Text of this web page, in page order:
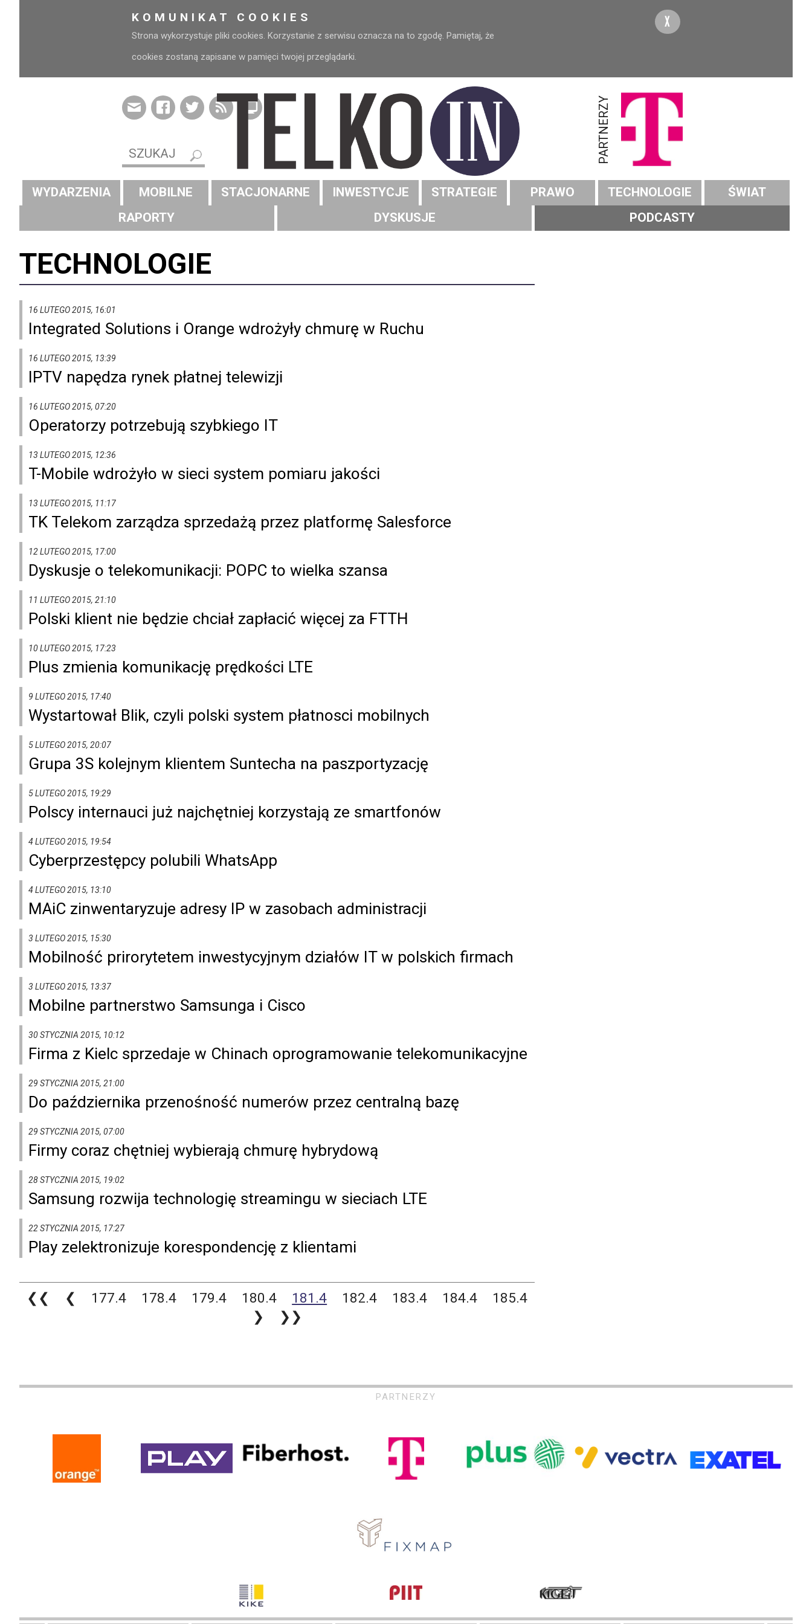
KOMUNIKAT COOKIES
Strona wykorzystuje pliki cookies. Korzystanie z serwisu oznacza na to zgodę. Pamiętaj, że
cookies zostaną zapisane w pamięci twojej przeglądarki.
X
PARTNERZY
WYDARZENIA MOBILNE STACJONARNE INWESTYCJE STRATEGIE PRAWO TECHNOLOGIE
ŚWIAT
RAPORTY
DYSKUSJE PODCASTY
TECHNOLOGIE
16 LUTEGO 2015, 16:01
Integrated Solutions i Orange wdrożyły chmurę w Ruchu
16 LUTEGO 2015, 13:39
IPTV napędza rynek płatnej telewizji
16 LUTEGO 2015, 07:20
Operatorzy potrzebują szybkiego IT
13 LUTEGO 2015, 12:36
T-Mobile wdrożyło w sieci system pomiaru jakości
13 LUTEGO 2015, 11:17
TK Telekom zarządza sprzedażą przez platformę Salesforce
12 LUTEGO 2015, 17:00
Dyskusje o telekomunikacji: POPC to wielka szansa
11 LUTEGO 2015, 21:10
Polski klient nie będzie chciał zapłacić więcej za FTTH
10 LUTEGO 2015, 17:23
Plus zmienia komunikację prędkości LTE
9 LUTEGO 2015, 17:40
Wystartował Blik, czyli polski system płatnosci mobilnych
5 LUTEGO 2015, 20:07
Grupa 3S kolejnym klientem Suntecha na paszportyzację
5 LUTEGO 2015, 19:29
Polscy internauci już najchętniej korzystają ze smartfonów
4 LUTEGO 2015, 19:54
Cyberprzestępcy polubili WhatsApp
4 LUTEGO 2015, 13:10
MAiC zinwentaryzuje adresy IP w zasobach administracji
3 LUTEGO 2015, 15:30
Mobilność prirorytetem inwestycyjnym działów IT w polskich firmach
3 LUTEGO 2015, 13:37
Mobilne partnerstwo Samsunga i Cisco
30 STYCZNIA 2015, 10:12
Firma z Kielc sprzedaje w Chinach oprogramowanie telekomunikacyjne
29 STYCZNIA 2015, 21:00
Do października przenośność numerów przez centralną bazę
29 STYCZNIA 2015, 07:00
Firmy coraz chętniej wybierają chmurę hybrydową
28 STYCZNIA 2015, 19:02
Samsung rozwija technologię streamingu w sieciach LTE
22 STYCZNIA 2015, 17:27
Play zelektronizuje korespondencję z klientami
❮❮ ❮ 177.4 178.4 179.4 180.4 181.4 182.4 183.4 184.4
185.4
❯
❯❯
PARTNERZY